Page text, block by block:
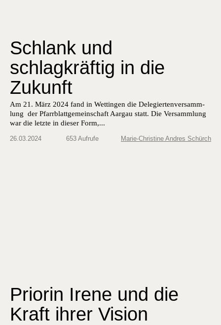
Schlank und
schlagkräftig in die
Zukunft
Am 21. März 2024 fand in Wet­tin­gen die Delegierten­ver­samm­
lung der Pfar­rblattge­mein­schaft Aar­gau statt. Die Ver­samm­lung
war die let­zte in dieser Form,...
26.03.2024 653 Aufrufe Marie-Christine Andres Schürch
Priorin Irene und die
Kraft ihrer Vision